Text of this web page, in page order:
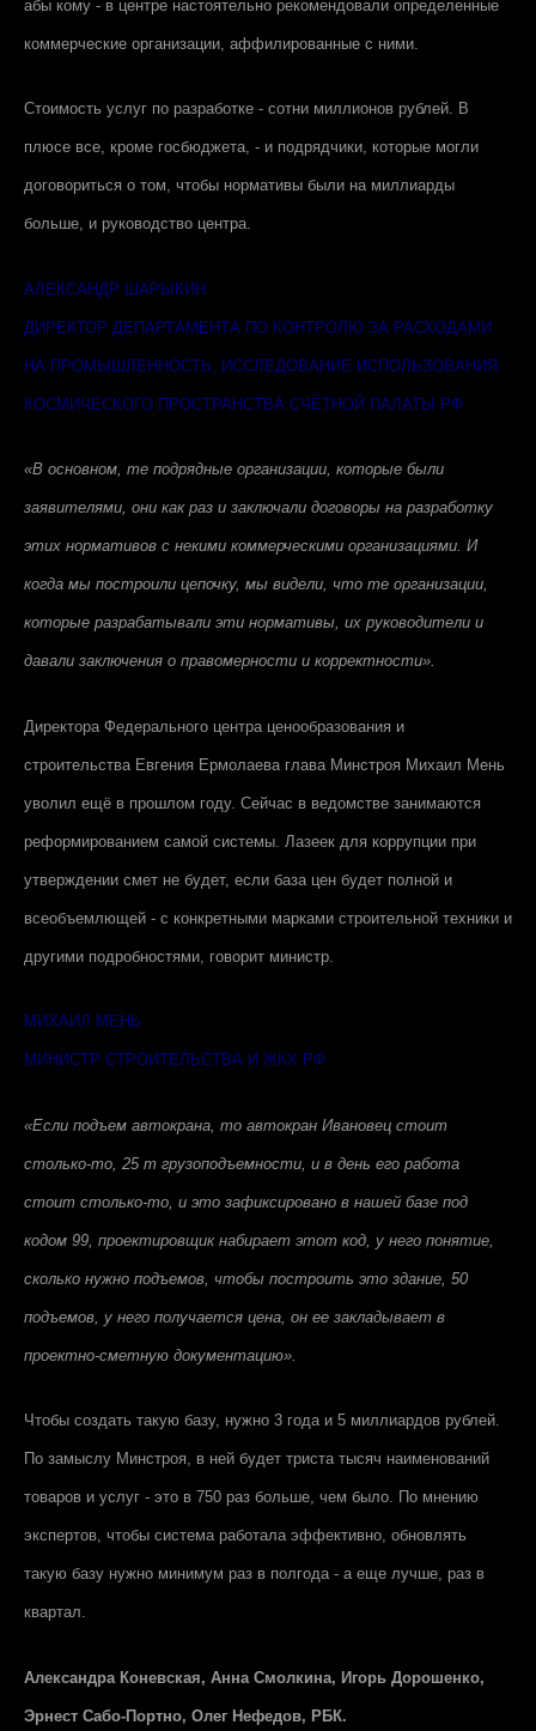
абы кому - в центре настоятельно рекомендовали определенные
коммерческие организации, аффилированные с ними.
Стоимость услуг по разработке - сотни миллионов рублей. В
плюсе все, кроме госбюджета, - и подрядчики, которые могли
договориться о том, чтобы нормативы были на миллиарды
больше, и руководство центра.
АЛЕКСАНДР ШАРЫКИН
ДИРЕКТОР ДЕПАРТАМЕНТА ПО КОНТРОЛЮ ЗА РАСХОДАМИ
НА ПРОМЫШЛЕННОСТЬ, ИССЛЕДОВАНИЕ ИСПОЛЬЗОВАНИЯ
КОСМИЧЕСКОГО ПРОСТРАНСТВА СЧЁТНОЙ ПАЛАТЫ РФ
«В основном, те подрядные организации, которые были
заявителями, они как раз и заключали договоры на разработку
этих нормативов с некими коммерческими организациями. И
когда мы построили цепочку, мы видели, что те организации,
которые разрабатывали эти нормативы, их руководители и
давали заключения о правомерности и корректности».
Директора Федерального центра ценообразования и
строительства Евгения Ермолаева глава Минстроя Михаил Мень
уволил ещё в прошлом году. Сейчас в ведомстве занимаются
реформированием самой системы. Лазеек для коррупции при
утверждении смет не будет, если база цен будет полной и
всеобъемлющей - с конкретными марками строительной техники и
другими подробностями, говорит министр.
МИХАИЛ МЕНЬ
МИНИСТР СТРОИТЕЛЬСТВА И ЖКХ РФ
«Если подъем автокрана, то автокран Ивановец стоит
столько-то, 25 т грузоподъемности, и в день его работа
стоит столько-то, и это зафиксировано в нашей базе под
кодом 99, проектировщик набирает этот код, у него понятие,
сколько нужно подъемов, чтобы построить это здание, 50
подъемов, у него получается цена, он ее закладывает в
проектно-сметную документацию».
Чтобы создать такую базу, нужно 3 года и 5 миллиардов рублей.
По замыслу Минстроя, в ней будет триста тысяч наименований
товаров и услуг - это в 750 раз больше, чем было. По мнению
экспертов, чтобы система работала эффективно, обновлять
такую базу нужно минимум раз в полгода - а еще лучше, раз в
квартал.
Александра Коневская, Анна Смолкина, Игорь Дорошенко,
Эрнест Сабо-Портно, Олег Нефедов, РБК.